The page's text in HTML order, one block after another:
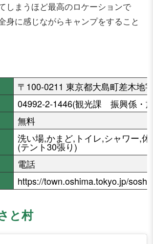
しまうほど最高のロケーションで
身に感じながらキャンプをすること
〒100-0211 東京都大島町差木地
04992-2-1446(観光課 振興係・
無料
洗い場,かまど,トイレ,シャワー,
(テント30張り)
電話
https://town.oshima.tokyo.jp/
と村